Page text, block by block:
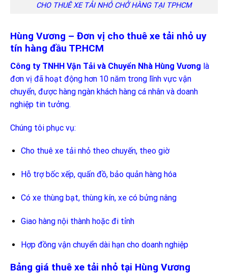
CHO THUÊ XE TẢI NHỎ CHỞ HÀNG TẠI TPHCM
Hùng Vương – Đơn vị cho thuê xe tải nhỏ uy
tín hàng đầu TP.HCM
Công ty TNHH Vận Tải và Chuyển Nhà Hùng Vương là
đơn vị đã hoạt động hơn 10 năm trong lĩnh vực vận
chuyển, được hàng ngàn khách hàng cá nhân và doanh
nghiệp tin tưởng.
Chúng tôi phục vụ:
Cho thuê xe tải nhỏ theo chuyến, theo giờ
Hỗ trợ bốc xếp, quấn đồ, bảo quản hàng hóa
Có xe thùng bạt, thùng kín, xe có bửng nâng
Giao hàng nội thành hoặc đi tỉnh
Hợp đồng vận chuyển dài hạn cho doanh nghiệp
Bảng giá thuê xe tải nhỏ tại Hùng Vương